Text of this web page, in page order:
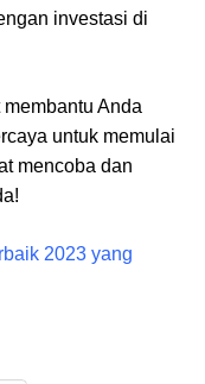
investasi di
Anda
untuk memulai
mencoba dan
2023 yang